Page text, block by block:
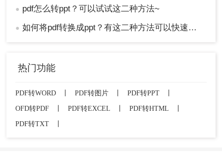
● pdf怎么转ppt？可以试试这二种方法~
● 如何将pdf转换成ppt？有这二种方法可以快速转换！
热门功能
PDF转WORD PDF转图片 PDF转PPT
OFD转PDF
PDF转EXCEL PDF转HTML
PDF转TXT